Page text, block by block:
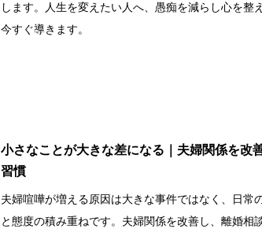
します。人生を変えたい人へ、愚痴を減らし心を整
今すぐ導きます。
小さなことが大きな差になる｜夫婦関係を改
習慣
夫婦喧嘩が増える原因は大きな事件ではなく、日常
と態度の積み重ねです。夫婦関係を改善し、離婚相